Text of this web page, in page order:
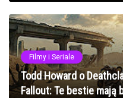
Filmy i Seriale
Todd Howard o
Fallout: Te bestie mają